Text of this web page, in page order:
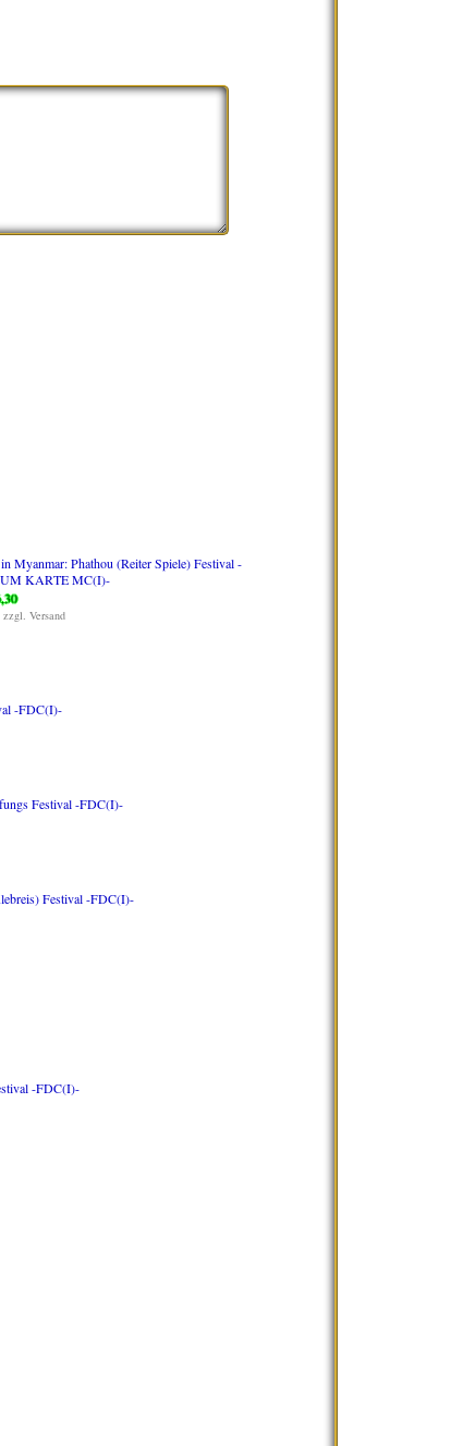
Myanmar: Phathou (Reiter Spiele) Festival -
KARTE MC(I)-
Versand
-FDC(I)-
Festival -FDC(I)-
Festival -FDC(I)-
-FDC(I)-